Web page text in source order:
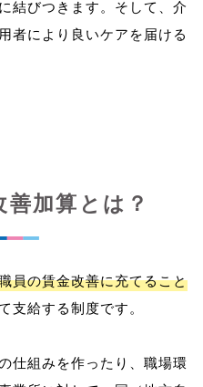
結びつきます。そして、介
者により良いケアを届ける
加算とは？
員の賃金改善に充てること
支給する制度です。
仕組みを作ったり、職場環